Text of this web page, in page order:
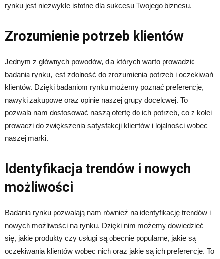
rynku jest niezwykle istotne dla sukcesu Twojego biznesu.
Zrozumienie potrzeb klientów
Jednym z głównych powodów, dla których warto prowadzić
badania rynku, jest zdolność do zrozumienia potrzeb i oczekiwań
klientów. Dzięki badaniom rynku możemy poznać preferencje,
nawyki zakupowe oraz opinie naszej grupy docelowej. To
pozwala nam dostosować naszą ofertę do ich potrzeb, co z kolei
prowadzi do zwiększenia satysfakcji klientów i lojalności wobec
naszej marki.
Identyfikacja trendów i nowych
możliwości
Badania rynku pozwalają nam również na identyfikację trendów i
nowych możliwości na rynku. Dzięki nim możemy dowiedzieć
się, jakie produkty czy usługi są obecnie popularne, jakie są
oczekiwania klientów wobec nich oraz jakie są ich preferencje. To